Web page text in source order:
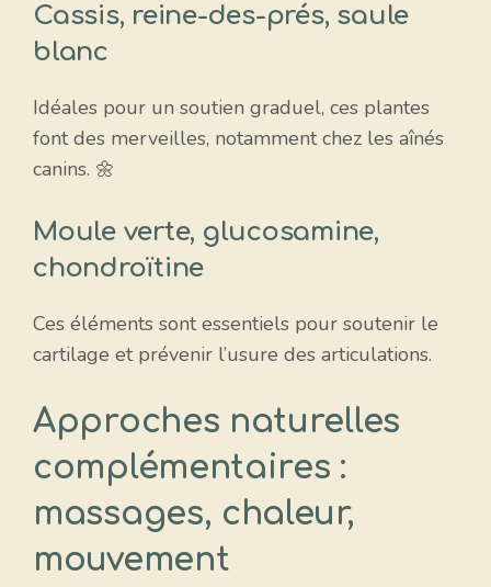
Cassis, reine-des-prés, saule
blanc
Idéales pour un soutien graduel, ces plantes
font des merveilles, notamment chez les aînés
canins. 🌼
Moule verte, glucosamine,
chondroïtine
Ces éléments sont essentiels pour soutenir le
cartilage et prévenir l’usure des articulations.
Approches naturelles
complémentaires :
massages, chaleur,
mouvement